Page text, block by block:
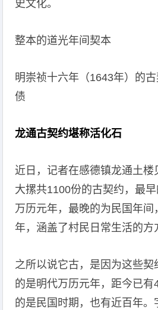
史文化。
整本的道光年间契本
明崇祯十六年（1643年）的
债
龙通古契约堪称活化石
近日，记者在感德镇龙通土
大摞共1100份的古契约，最
万历元年，最晚的为民国年间
年，涵盖了村民日常生活的方
之所以说它古，是因为这些
的是明代万历元年，距今已
的是民国时期，也有近百年